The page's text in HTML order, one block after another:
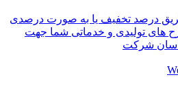
درصد تخفیف یا به صورت درصدی
های تولیدی و خدماتی شما جهت
شرکت